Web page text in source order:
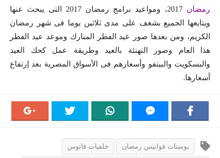
رمضان
2017، ومواعيد برامج رمضان 2017 التى يبحث عنها
ويتابعها الجميع بشغف على مدى ثلاثين يوما فى شهر رمضان
الكريم، ومن بعدها صور عيد الفطر المبارك وموعد عيد الفطر
هذا العام وصور التهنئة بالعيد وطريقة عمل كحك العيد
والبسكويت والبيتفو وأسعارهم فى الأسواق المصرية بعد إرتفاع
أسعارها.
بوستات فوانيس رمضان خلفيات فانوس